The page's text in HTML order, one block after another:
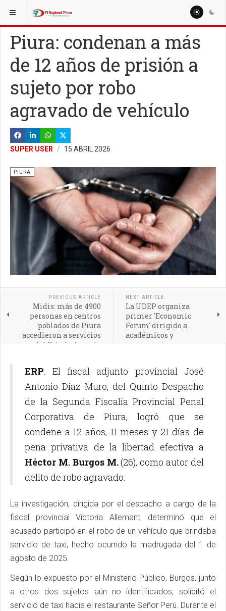
ESTÁ AQUÍ: REGIÓN PIURA
Piura: condenan a más
de 12 años de prisión a
sujeto por robo
agravado de vehículo
SUPER USER 15 ABRIL 2026
PIURA
PREVIOUS ARTICLE
Midis: más de 4900
personas en centros
poblados de Piura
accedieron a servicios
del Estado durante
NEXT ARTICLE
La UDEP organiza
primer 'Economic
Forum' dirigido a
académicos y
empresarios
ERP. El fiscal adjunto provincial José
Antonio Díaz Muro, del Quinto Despacho
de la Segunda Fiscalía Provincial Penal
Corporativa de Piura, logró que se
condene a 12 años, 11 meses y 21 días de
pena privativa de la libertad efectiva a
Héctor M. Burgos M.(26), como autor del
delito de robo agravado.
La investigación, dirigida por el despacho a cargo de la
fiscal provincial Victoria Allemant, determinó que el
acusado participó en el robo de un vehículo que brindaba
servicio de taxi, hecho ocurrido la madrugada del 1 de
agosto de 2025.
Según lo expuesto por el Ministerio Público, Burgos, junto
a otros dos sujetos aún no identificados, solicitó el
servicio de taxi hacia el restaurante Señor Perú. Durante el